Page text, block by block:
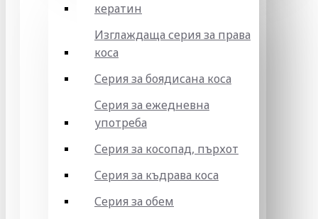
кератин
Изглаждаща серия за права
коса
Серия за боядисана коса
Серия за ежедневна
употреба
Серия за косопад, пърхот
Серия за къдрава коса
Серия за обем